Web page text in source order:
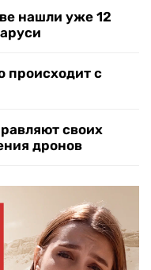
нашли уже 12
происходит с
своих
дронов